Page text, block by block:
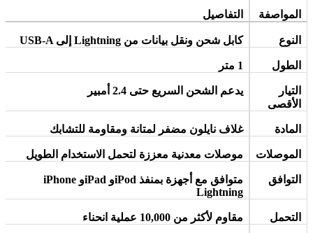
المواصفة التفاصيل
النوع كابل شحن ونقل بيانات من إلى Lightning
الطول 1 متر
التيار
الأقصى
يدعم الشحن السريع حتى 2.4 أمبير
المادة غلاف نايلون مضفر لمتانة ومقاومة للتشابك
الموصلات موصلات معدنية معززة لتحمل الاستخدام الطويل
التوافق متوافق مع أجهزة وiPad وiPod بمنفذ
Lightning
التحمل مقاوم لأكثر من 10,000 عملية انحناء